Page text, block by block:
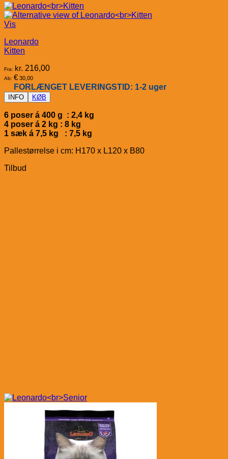
Vis
Leonardo
Kitten
Fra: kr. 216,00
Ab: € 30,00
FORLÆNGET LEVERINGSTID: 1-2 uger
INFO KØB
6 poser á 400 g : 2,4 kg
4 poser á 2 kg : 8 kg
1 sæk á 7,5 kg : 7,5 kg
Pallestørrelse i cm: H170 x L120 x B80
Tilbud